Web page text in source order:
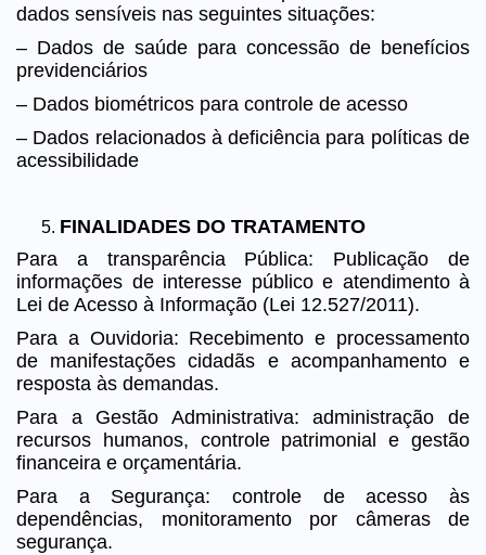
dados sensíveis nas seguintes situações:
– Dados de saúde para concessão de benefícios
previdenciários
– Dados biométricos para controle de acesso
– Dados relacionados à deficiência para políticas de
acessibilidade
FINALIDADES DO TRATAMENTO
Para a transparência Pública: Publicação de
informações de interesse público e atendimento à
Lei de Acesso à Informação (Lei 12.527/2011).
Para a Ouvidoria: Recebimento e processamento
de manifestações cidadãs e acompanhamento e
resposta às demandas.
Para a Gestão Administrativa: administração de
recursos humanos, controle patrimonial e gestão
financeira e orçamentária.
Para a Segurança: controle de acesso às
dependências, monitoramento por câmeras de
segurança.